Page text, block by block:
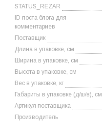
STATUS_REZAR
ID поста блога для
комментариев
Поставщик
Длина в упаковке, см
Ширина в упаковке, см
Высота в упаковке, см
Вес в упаковке, кг
Габариты в упаковке (д/ш/в), см
Артикул поставщика
Производитель